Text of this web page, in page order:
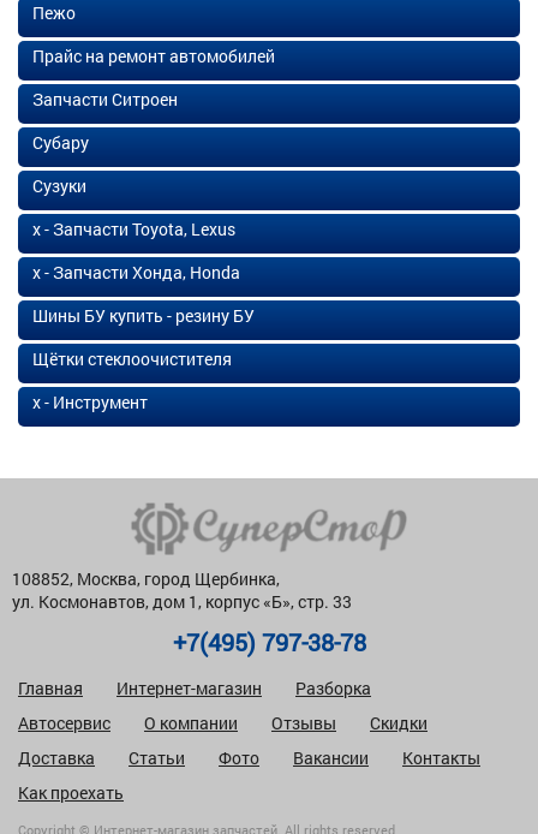
Пежо
Прайс на ремонт автомобилей
Запчасти Ситроен
Субару
Сузуки
х - Запчасти Toyota, Lexus
х - Запчасти Хонда, Honda
Шины БУ купить - резину БУ
Щётки стеклоочистителя
х - Инструмент
108852, Москва, город Щербинка,
ул. Космонавтов, дом 1, корпус «Б», стр. 33
+7(495) 797-38-78
Главная Интернет-магазин
Разборка
Автосервис
О компании Отзывы
Скидки
Доставка
Статьи Фото Вакансии
Контакты
Как проехать
Copyright © Интернет-магазин запчастей. All rights reserved